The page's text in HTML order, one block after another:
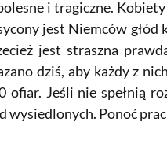
i tragiczne.
jest Niemców głód
jest straszna
dziś, aby każdy z
ofiar. Jeśli nie spełnią
wysiedlonych. Ponoć